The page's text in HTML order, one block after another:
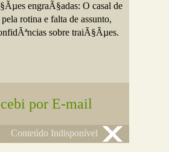
engraÃ§adas: O casal de
rotina e falta de assunto,
sobre traiÃ§Ãµes.
por E-mail
Conteúdo Indisponível